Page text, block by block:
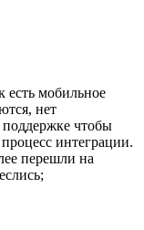
есть мобильное
нет
поддержке чтобы
интеграции.
перешли на